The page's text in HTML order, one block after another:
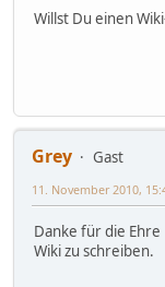
Willst Du einen
Grey
Gast
11. November 2010,
Danke für die Ehre
Wiki zu schreiben.